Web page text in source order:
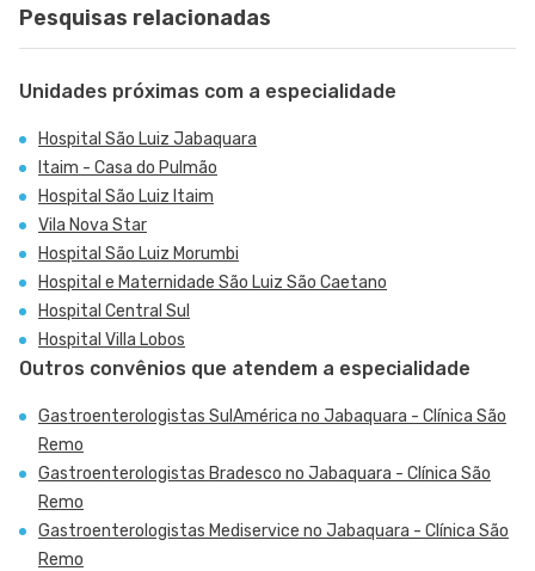
Pesquisas relacionadas
Unidades próximas com a especialidade
Hospital São Luiz Jabaquara
Itaim - Casa do Pulmão
Hospital São Luiz Itaim
Vila Nova Star
Hospital São Luiz Morumbi
Hospital e Maternidade São Luiz São Caetano
Hospital Central Sul
Hospital Villa Lobos
Outros convênios que atendem a especialidade
Gastroenterologistas SulAmérica no Jabaquara - Clínica São
Remo
Gastroenterologistas Bradesco no Jabaquara - Clínica São
Remo
Gastroenterologistas Mediservice no Jabaquara - Clínica São
Remo